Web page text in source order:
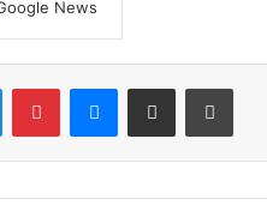
LinkedInPinterestMessenger
Share via Email Print